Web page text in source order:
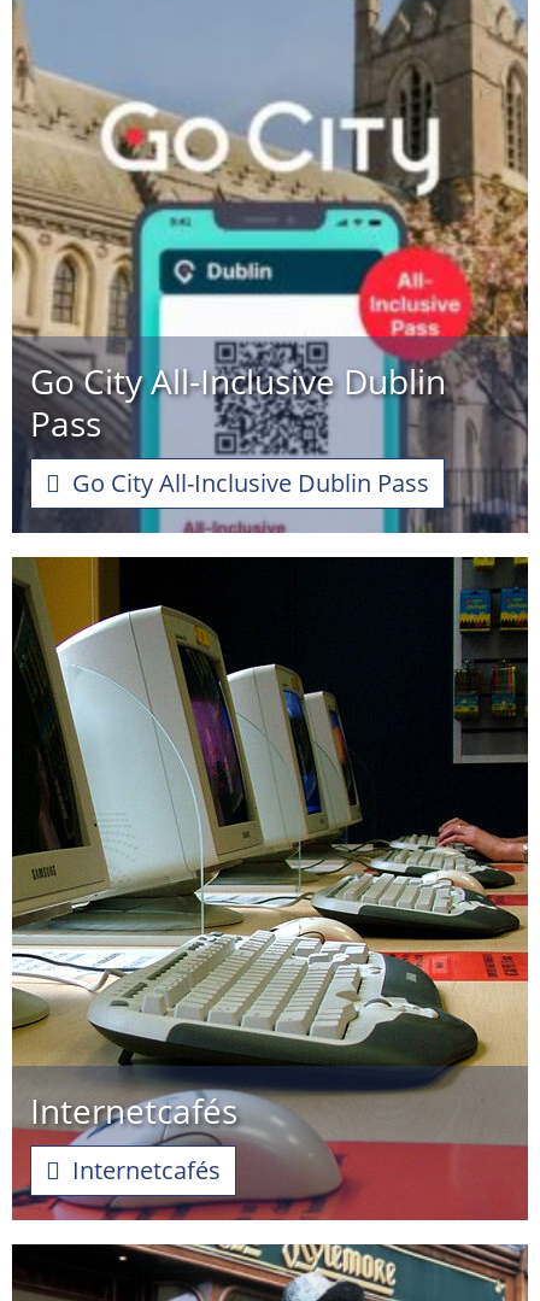
Go City All-Inclusive Dublin
Pass
Go City All-Inclusive Dublin Pass
Internetcafés
Internetcafés